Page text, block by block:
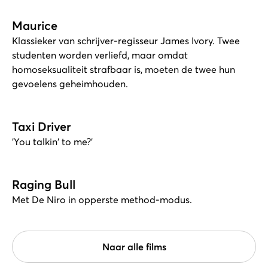
Maurice
Klassieker van schrijver-regisseur James Ivory. Twee
studenten worden verliefd, maar omdat
homoseksualiteit strafbaar is, moeten de twee hun
gevoelens geheimhouden.
Taxi Driver
'You talkin' to me?'
Raging Bull
Met De Niro in opperste method-modus.
Naar alle films